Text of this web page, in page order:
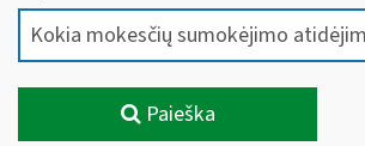
Paieška